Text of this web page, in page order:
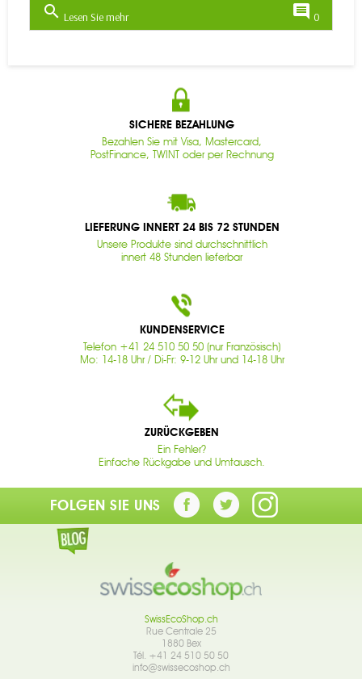
search Lesen Sie mehr comment 0
SICHERE BEZAHLUNG
Bezahlen Sie mit Visa, Mastercard,
PostFinance, TWINT oder per Rechnung
LIEFERUNG INNERT 24 BIS 72 STUNDEN
Unsere Produkte sind durchschnittlich
innert 48 Stunden lieferbar
KUNDENSERVICE
Telefon +41 24 510 50 50 (nur Französisch)
Mo: 14-18 Uhr / Di-Fr: 9-12 Uhr und 14-18 Uhr
ZURÜCKGEBEN
Ein Fehler?
Einfache Rückgabe und Umtausch.
FOLGEN SIE UNS
SwissEcoShop.ch
Rue Centrale 25
1880 Bex
Tél. +41 24 510 50 50
info@swissecoshop.ch